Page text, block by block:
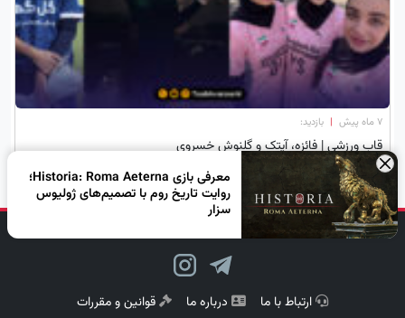
۷ ماه پیش | بازدید:
قاب ورزشی | فائزه، آیتک و گلنوش خسروی
×
معرفی بازی Historia: Roma Aeterna؛
روایت تاریخ روم با تصمیم‌های ژولیوس
سزار
ارتباط با ما درباره ما قوانین و مقررات